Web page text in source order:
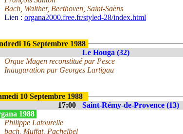
Bach, Walther, Beethoven, Saint-Saëns
Lien : organa2000.free.fr/styled-28/index.html
16 Septembre 1988
Le Houga (32)
Orgue Magen reconstitué par Pesce
Inauguration par Georges Lartigau
10 Septembre 1988
17:00
Saint-Rémy-de-Provence (13)
1988
Philippe Latourelle
bach, Muffat, Pachelbel